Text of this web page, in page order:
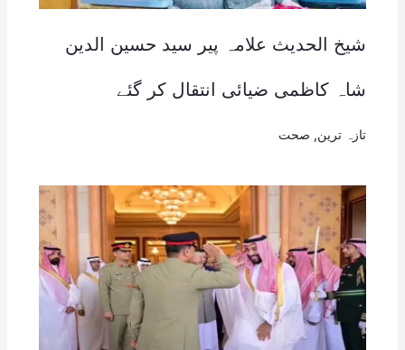
شیخ الحدیث علامہ پیر سید حسین الدین
شاہ کاظمی ضیائی انتقال کر گئے
تازہ ترین صحت